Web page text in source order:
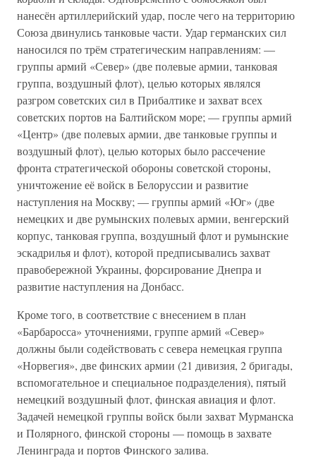
нанесён артиллерийский удар, после чего на территорию
Союза двинулись танковые части. Удар германских сил
наносился по трём стратегическим направлениям: —
группы армий «Север» (две полевые армии, танковая
группа, воздушный флот), целью которых являлся
разгром советских сил в Прибалтике и захват всех
советских портов на Балтийском море; — группы армий
«Центр» (две полевых армии, две танковые группы и
воздушный флот), целью которых было рассечение
фронта стратегической обороны советской стороны,
уничтожение её войск в Белоруссии и развитие
наступления на Москву; — группы армий «Юг» (две
немецких и две румынских полевых армии, венгерский
корпус, танковая группа, воздушный флот и румынские
эскадрилья и флот), которой предписывались захват
правобережной Украины, форсирование Днепра и
развитие наступления на Донбасс.
Кроме того, в соответствие с внесением в план
«Барбаросса» уточнениями, группе армий «Север»
должны были содействовать с севера немецкая группа
«Норвегия», две финских армии (21 дивизия, 2 бригады,
вспомогательное и специальное подразделения), пятый
немецкий воздушный флот, финская авиация и флот.
Задачей немецкой группы войск были захват Мурманска
и Полярного, финской стороны — помощь в захвате
Ленинграда и портов Финского залива.